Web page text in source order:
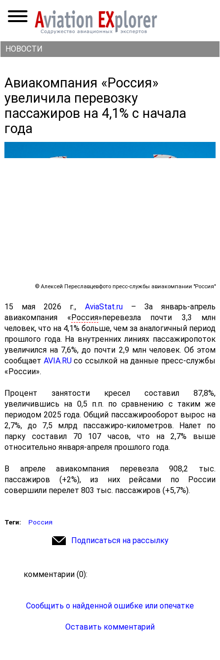
НОВОСТИ
Авиакомпания «Россия»
увеличила перевозку
пассажиров на 4,1% с начала
года
© Алексей Переславцевфото пресс-службы авиакомпании "Россия"
15 мая 2026 г., AviaStat.ru– За январь-апрель
авиакомпания «Россия»перевезла почти 3,3 млн
человек, что на 4,1% больше, чем за аналогичный период
прошлого года. На внутренних линиях пассажиропоток
увеличился на 7,6%, до почти 2,9 млн человек. Об этом
сообщает AVIA.RUсо ссылкой на данные пресс-службы
«России».
Процент занятости кресел составил 87,8%,
увеличившись на 0,5 п.п. по сравнению с таким же
периодом 2025 года. Общий пассажирооборот вырос на
2,7%, до 7,5 млрд пассажиро-километров. Налет по
парку составил 70 107 часов, что на 2,7% выше
относительно января-апреля прошлого года.
В апреле авиакомпания перевезла 908,2 тыс.
пассажиров (+2%), из них рейсами по России
совершили перелет 803 тыс. пассажиров (+5,7%).
Теги: Россия
Подписаться на рассылку
комментарии (0):
Сообщить о найденной ошибке или опечатке
Оставить комментарий